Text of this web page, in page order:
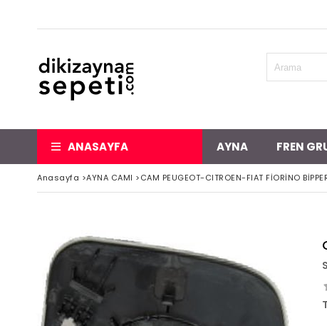
ANASAYFA AYNA FREN
Anasayfa >AYNA CAMI >CAM PEUGEOT-CITROEN-FIAT FİORİNO